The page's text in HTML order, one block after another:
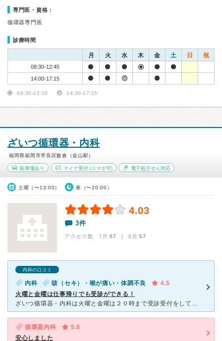
専門医・資格：
循環器専門医
診療時間
月 火 水 木 金 土 日 祝
08:30-12:45
14:00-17:15
08:30-12:15 14:30-17:15
ざいつ循環器・内科
福岡県福岡市早良区飯倉（金山駅）
駐車場あり マイナ受付(スマホ可) 電子処方せん対応
土曜（〜13:00） 夜（〜20:00）
4.03
3件
アクセス数 7月:67 | 6月:57
内科の口コミ
内科 咳（セキ）・喉が痛い・体調不良
4.5
火曜と金曜は仕事帰りでも受診ができる！
ざいつ循環器・内科は火曜と金曜は２０時まで受診受付をしています。 自分自身、仕事中に突然風邪をひくことがあり、仕事帰りに受診できるところを探していました。仕事は１７時半までだったので、１８時半以降で
循環器内科
5.0
安心しました